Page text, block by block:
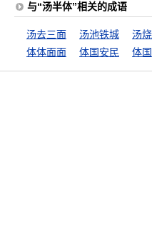
与“汤半体”相关的成语
汤去三面 汤池铁城 汤
体体面面
体国安民 体